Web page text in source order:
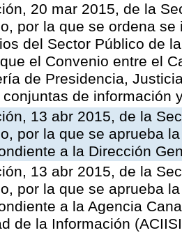
20 mar 2015, de la
por la que se ordena
del Sector Público de
el Convenio entre el
de Presidencia,
de información
13 abr 2015, de la
por la que se aprueba
a la Dirección
13 abr 2015, de la
por la que se aprueba
a la Agencia
de la Información